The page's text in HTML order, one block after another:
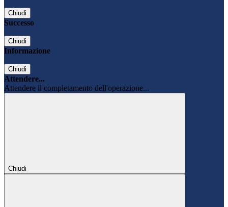
Chiudi
Successo
Chiudi
Informazione
Chiudi
Attendere...
Attendere il completamento dell'operazione...
Chiudi